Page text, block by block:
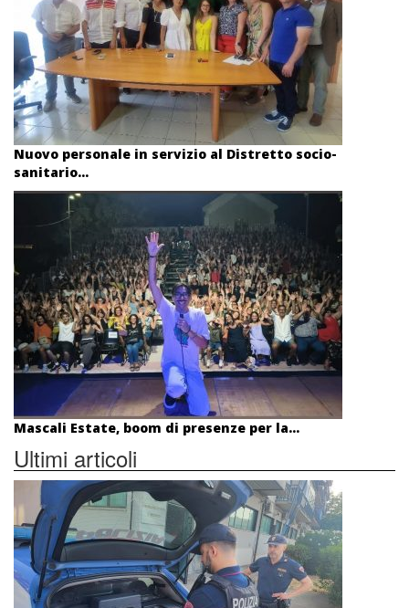
Nuovo personale in servizio al Distretto socio-
sanitario...
Mascali Estate, boom di presenze per la...
Ultimi articoli